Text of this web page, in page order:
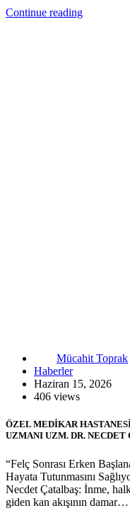
Continue reading
Mücahit Toprak
Haberler
Haziran 15, 2026
406 views
ÖZEL MEDİKAR
UZMANI UZM. DR. NECDET
“Felç Sonrası Erken
Hayata Tutunmasını
Necdet Çatalbaş: İnme,
giden kan akışının damar…